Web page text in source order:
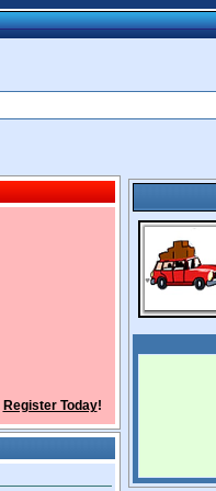
Register Today!